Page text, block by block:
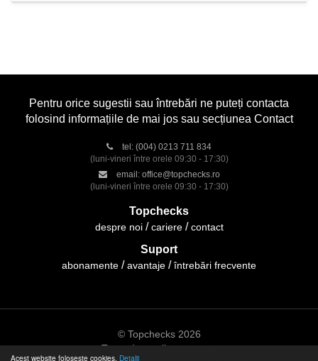
Acest website folosește cookies. Detalii
Pentru orice sugestii sau întrebări ne puteți contacta
folosind informațiile de mai jos sau secțiunea Contact
tel: (004) 0213 711 834
(luni-vineri între orele 09:30 - 17:30)
email: office@topchecks.ro
(luni-vineri între orele 09:30 - 17:30)
Topchecks
despre noi cariere contact
Suport
abonamente avantaje întrebări frecvente
© Topchecks 2026
Toate drepturile rezervate